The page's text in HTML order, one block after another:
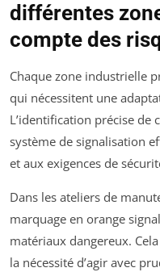
différentes
compte des
Chaque zone industrielle
qui nécessitent une
L’identification précise de
système de signalisation
et aux exigences de
Dans les ateliers de
marquage en orange
matériaux dangereux.
la nécessité d’agir avec